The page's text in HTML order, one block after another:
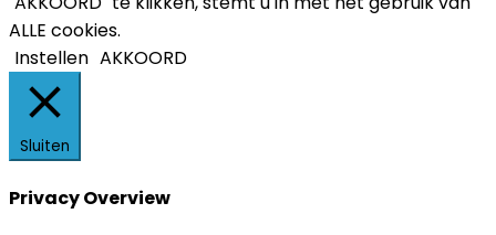
ALLE cookies.
Instellen AKKOORD
Sluiten
Privacy Overview